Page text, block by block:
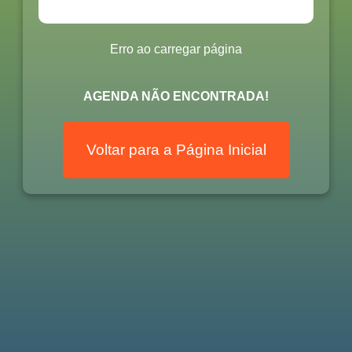
Erro ao carregar página
AGENDA NÃO ENCONTRADA!
Voltar para a Página Inicial